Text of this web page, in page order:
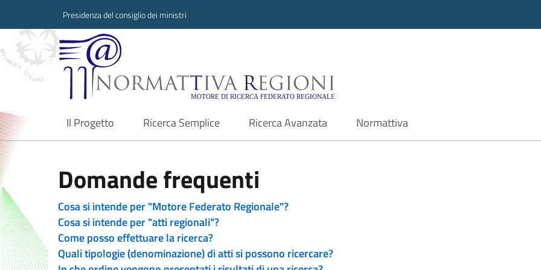
Presidenza del consiglio dei ministri
Normattiva Regioni - Motore di ricerca
Il Progetto
current Ricerca Semplice Ricerca Avanzata Normattiva
Domande frequenti
Cosa si intende per "Motore Federato Regionale"?
Cosa si intende per "atti regionali"?
Come posso effettuare la ricerca?
Quali tipologie (denominazione) di atti si possono ricercare?